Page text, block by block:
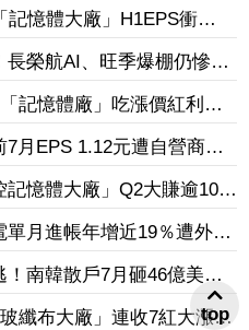
記憶體大廠」H1EPS衝
停鎖死
榮航AI、旺季爆棚仍慘冠
月營收年增46%也不被買
記憶體廠」吃漲價紅利、
營運看旺
月EPS 1.12元遭自營商照
檔記憶體」營收創高也遭
憶體大廠」Q2大賺逾10股
7月營收續旺再迎年月雙
月進帳年增近19％遭外資
「這檔」營收刷49個月新
南韓散戶7月砸46億美元
纖布大廠」連收7紅大漲top